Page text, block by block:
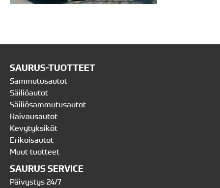
SAURUS-TUOTTEET
Sammutusautot
Säiliöautot
Säiliösammutusautot
Raivausautot
Kevytyksiköt
Erikoisautot
Muut tuotteet
SAURUS SERVICE
Päivystys 24/7